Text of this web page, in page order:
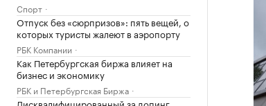
Спорт
Отпуск без «сюрпризов»: пять вещей, о
которых туристы жалеют в аэропорту
РБК Компании
Как Петербургская биржа влияет на
бизнес и экономику
РБК и Петербургская Биржа
Дисквалифицированный за допинг